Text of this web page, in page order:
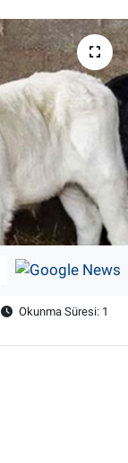
Okunma Süresi: 1